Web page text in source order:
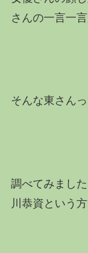
さんの一言一
そんな東さん
調べてみまし
川恭資という方